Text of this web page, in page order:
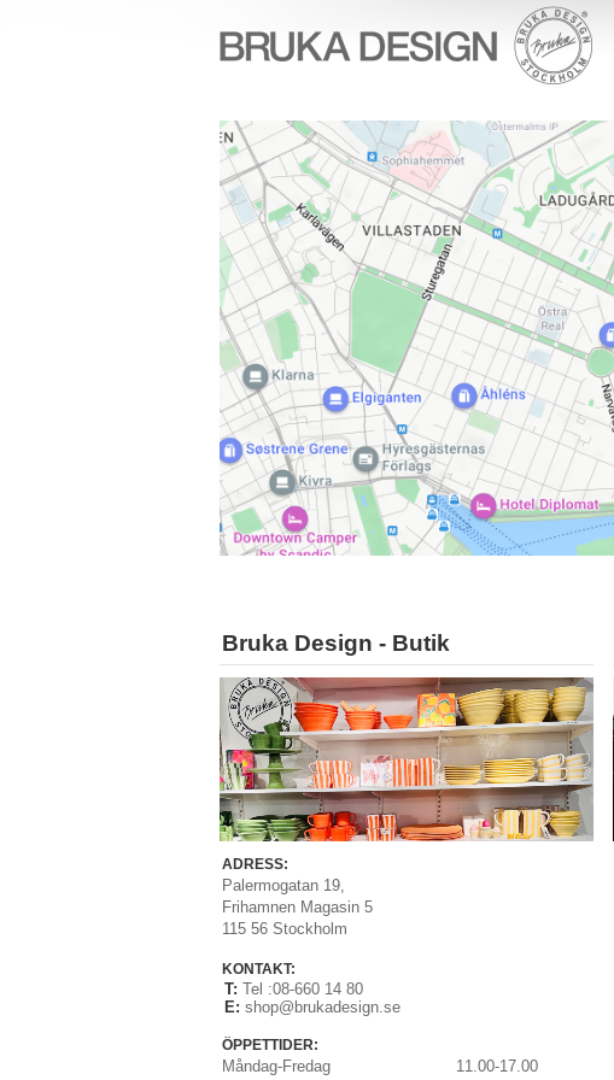
Bruka Design - Butik
ADRESS:
Palermogatan 19,
Frihamnen Magasin 5
115 56 Stockholm
KONTAKT:
T: Tel :08-660 14 80
E: shop@brukadesign.se
ÖPPETTIDER:
Måndag-Fredag
11.00-17.00